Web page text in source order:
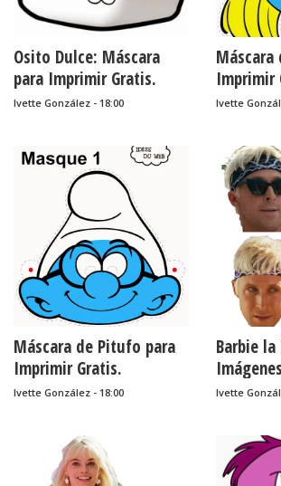
Osito Dulce: Máscara
para Imprimir Gratis.
Ivette González - 18:00
Imprimir
Ivette
Máscara de Pitufo para
Imprimir Gratis.
Ivette González - 18:00
Barbie
Ken que
Ivette